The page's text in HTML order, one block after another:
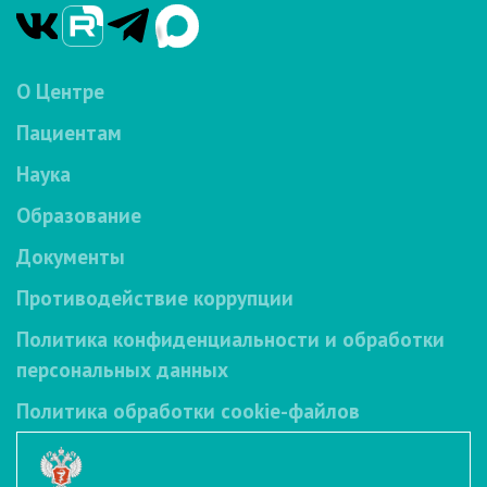
О Центре
Пациентам
Наука
Образование
Документы
Противодействие коррупции
Политика конфиденциальности и обработки
персональных данных
Политика обработки cookie-файлов